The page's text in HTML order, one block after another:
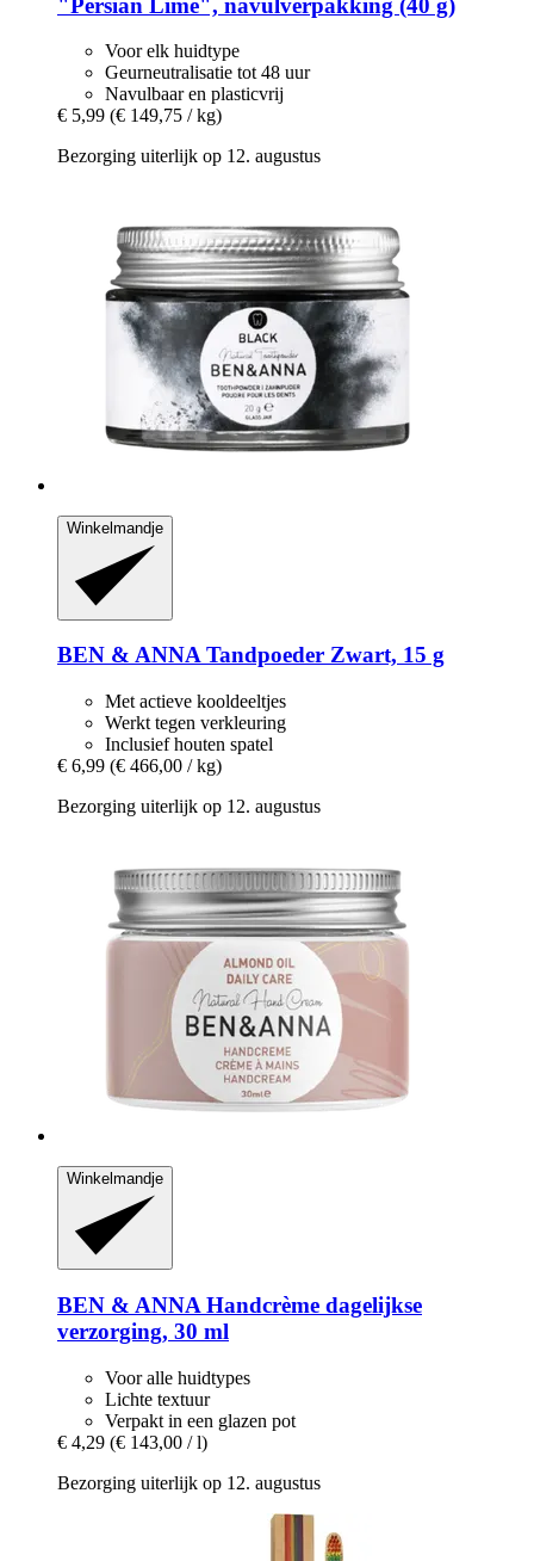
Voor elk huidtype
Geurneutralisatie tot 48 uur
Navulbaar en plasticvrij
€ 5,99 (€ 149,75 / kg)
Bezorging uiterlijk op 12. augustus
Winkelmandje
BEN & ANNATandpoeder Zwart, 15 g
Met actieve kooldeeltjes
Werkt tegen verkleuring
Inclusief houten spatel
€ 6,99 (€ 466,00 / kg)
Bezorging uiterlijk op 12. augustus
Winkelmandje
BEN & ANNA Handcrème dagelijkse
verzorging, 30 ml
Voor alle huidtypes
Lichte textuur
Verpakt in een glazen pot
€ 4,29 (€ 143,00 / l)
Bezorging uiterlijk op 12. augustus